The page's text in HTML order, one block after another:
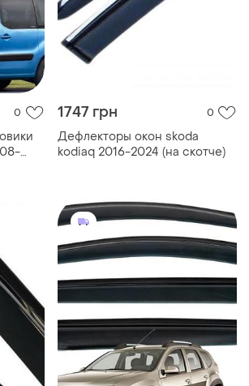
0 1747 грн 0
Дефлекторы окон skoda
kodiaq 2016-2024 (на скотче)